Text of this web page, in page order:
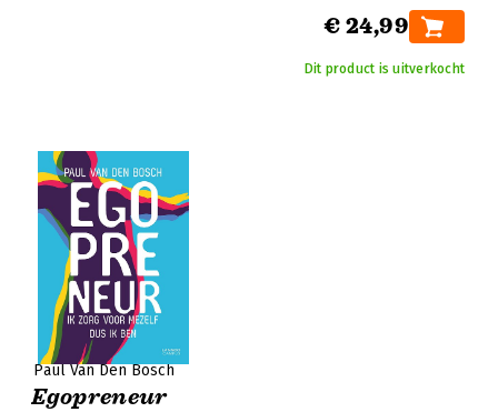
€ 24,99
Dit product is uitverkocht
Paul Van Den Bosch
Egopreneur